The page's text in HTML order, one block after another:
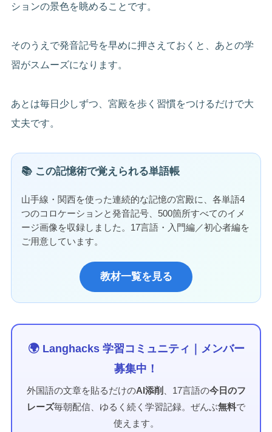
ションの景色を眺めることです。
そのうえで発音記号を早めに押さえておくと、あとの学
習がスムーズになります。
あとは毎日少しずつ、宮殿を歩く習慣をつけるだけで大
丈夫です。
📚 この記憶術で覚えられる単語帳
山手線・関西を使った連続的な記憶の宮殿に、各単語4
つのコロケーションと発音記号、500箇所すべてのイメ
ージ画像を収録しました。17言語・入門編／初心者編を
ご用意しています。
教材一覧を見る
🌍 Langhacks 学習コミュニティ｜メンバー
募集中！
外国語の文章を貼るだけのAI添削 、17言語の今日のフ
レーズ毎朝配信、ゆるく続く学習記録。ぜんぶ無料で
使えます。